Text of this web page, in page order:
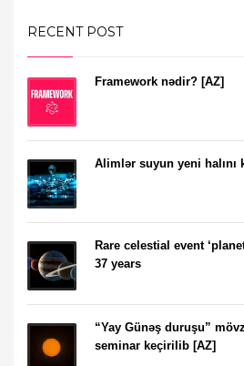
RECENT POST
Framework nədir? [AZ]
Alimlər suyun yeni halını
Rare celestial event
37 years
“Yay Günəş duruşu”
seminar keçirilib [AZ]